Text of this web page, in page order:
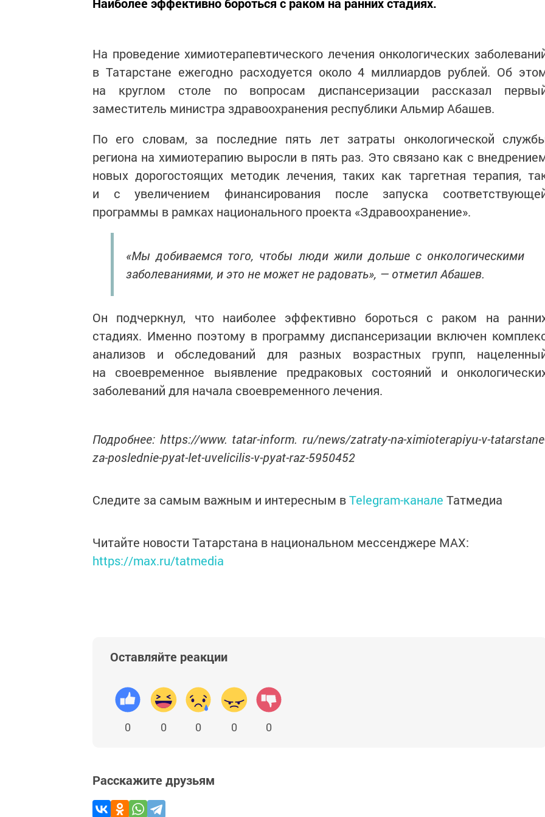
На проведение химиотерапевтического лечения онкологических
в Татарстане ежегодно расходуется около 4 миллиардов рублей. Об
на круглом столе по вопросам диспансеризации рассказал
заместитель министра здравоохранения республики Альмир Абашев.
По его словам, за последние пять лет затраты онкологической
региона на химиотерапию выросли в пять раз. Это связано как с
новых дорогостоящих методик лечения, таких как таргетная терапия,
и с увеличением финансирования после запуска
программы в рамках национального проекта «Здравоохранение».
«Мы добиваемся того, чтобы люди жили дольше с онкологическими
заболеваниями, и это не может не радовать», — отметил Абашев.
Он подчеркнул, что наиболее эффективно бороться с раком на
стадиях. Именно поэтому в программу диспансеризации включен
анализов и обследований для разных возрастных групп,
на своевременное выявление предраковых состояний и
заболеваний для начала своевременного лечения.
Подробнее: https://www. tatar-inform. ru/news/zatraty-na-ximioterapiyu-v-
za-poslednie-pyat-let-uvelicilis-v-pyat-raz-5950452
Следите за самым важным и интересным вTelegram-канале Татмедиа
Читайте новости Татарстана в национальном мессенджере MАХ:
https://max.ru/tatmedia
Оставляйте реакции
0 0 0 0 0
Расскажите друзьям